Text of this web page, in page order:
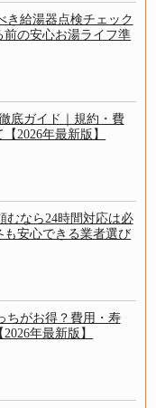
き給湯器点検チェック
前の安心お湯ライフ準
底ガイド｜規約・費
2026年最新版】
むなら24時間対応は必
安心できる業者選び
ちがお得？費用・寿
年最新版】